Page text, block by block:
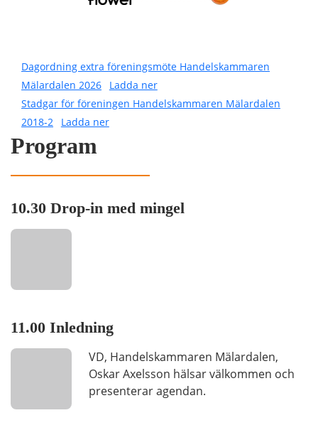
Dagordning extra föreningsmöte Handelskammaren
Mälardalen 2026
Ladda ner
Stadgar för föreningen Handelskammaren Mälardalen
2018-2
Ladda ner
Program
10.30 Drop-in med mingel
11.00 Inledning
VD, Handelskammaren Mälardalen,
Oskar Axelsson hälsar välkommen och
presenterar agendan.